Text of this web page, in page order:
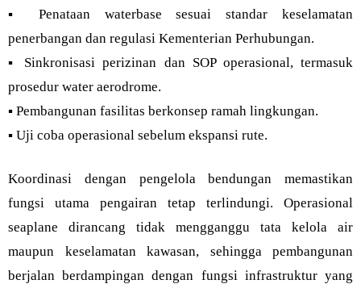
▪︎ Penataan waterbase sesuai standar keselamatan
penerbangan dan regulasi Kementerian Perhubungan.
▪︎ Sinkronisasi perizinan dan SOP operasional, termasuk
prosedur water aerodrome.
▪︎ Pembangunan fasilitas berkonsep ramah lingkungan.
▪︎ Uji coba operasional sebelum ekspansi rute.
Koordinasi dengan pengelola bendungan memastikan
fungsi utama pengairan tetap terlindungi. Operasional
seaplane dirancang tidak mengganggu tata kelola air
maupun keselamatan kawasan, sehingga pembangunan
berjalan berdampingan dengan fungsi infrastruktur yang